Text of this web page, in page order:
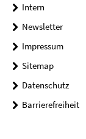
Intern
Newsletter
Impressum
Sitemap
Datenschutz
Barrierefreiheit